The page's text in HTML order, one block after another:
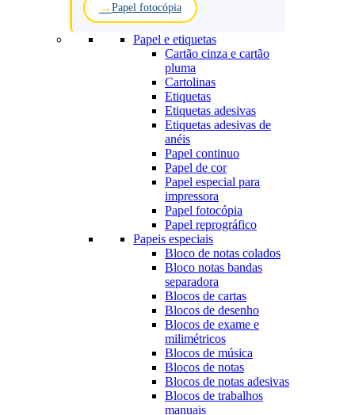
Papel fotocópia
Papel e etiquetas
Cartão cinza e cartão
pluma
Cartolinas
Etiquetas
Etiquetas adesivas
Etiquetas adesivas de
anéis
Papel continuo
Papel de cor
Papel especial para
impressora
Papel fotocópia
Papel reprográfico
Papeis especiais
Bloco de notas colados
Bloco notas bandas
separadora
Blocos de cartas
Blocos de desenho
Blocos de exame e
milimétricos
Blocos de música
Blocos de notas
Blocos de notas adesivas
Blocos de trabalhos
manuais